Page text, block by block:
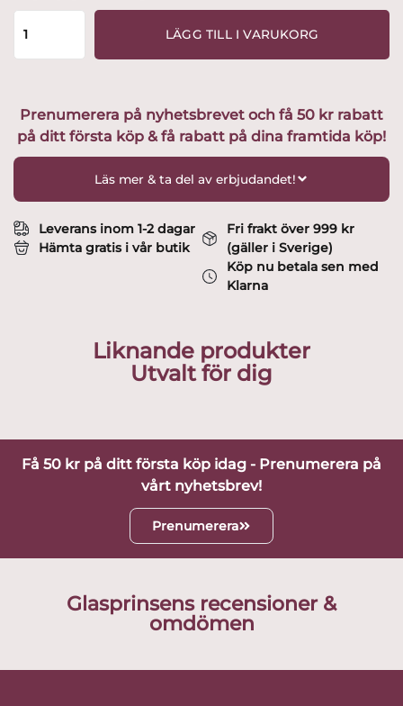
Linnewäfveri
Duk
Tvättat
Lin
LÄGG TILL I VARUKORG
Prenumerera på nyhetsbrevet och få 50 kr rabatt
på ditt första köp & få rabatt på dina framtida köp!
Läs mer & ta del av erbjudandet!
Leverans inom 1-2 dagar
Hämta gratis i vår butik
Fri frakt över 999 kr
(gäller i Sverige)
Köp nu betala sen med
Klarna
Liknande produkter
Utvalt för dig
Få 50 kr på ditt första köp idag - Prenumerera på
vårt nyhetsbrev!
Prenumerera
Glasprinsens recensioner &
omdömen